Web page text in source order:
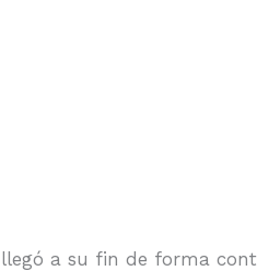
a su fin de forma